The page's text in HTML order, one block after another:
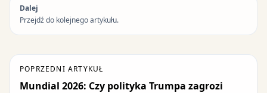
Dalej
Przejdź do kolejnego artykułu.
POPRZEDNI ARTYKUŁ
Mundial 2026: Czy polityka Trumpa zagrozi